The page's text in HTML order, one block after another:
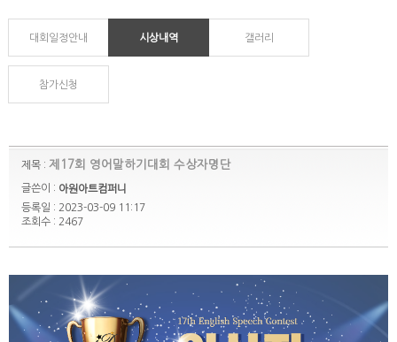
대회일정안내 시상내역 갤러리
참가신청
제목 : 제17회 영어말하기대회 수상자명단
글쓴이 : 아원아트컴퍼니
등록일 : 2023-03-09 11:17
조회수 : 2467